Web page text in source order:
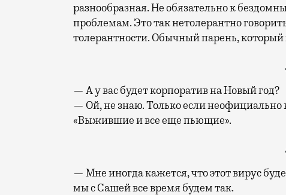
разнообразная. Не обязательно к
проблемам. Это так нетолерантно
толерантности. Обычный парень,
— А у вас будет корпоратив на Новый год?
— Ой, не знаю. Только если неофициально
«Выжившие и все еще пьющие».
— Мне иногда кажется, что этот вирус
мы с Сашей все время будем так.